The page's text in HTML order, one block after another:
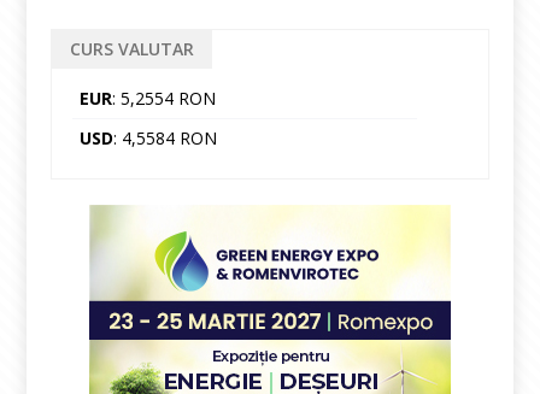
CURS VALUTAR
EUR: 5,2554 RON
USD: 4,5584 RON